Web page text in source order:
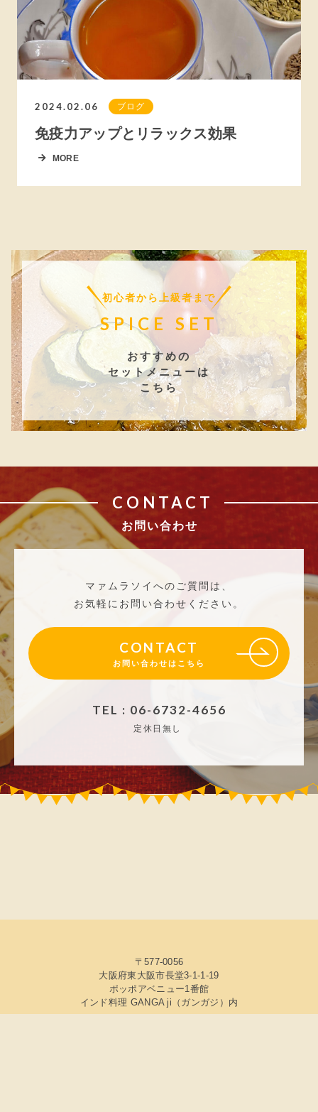
2024.02.06 ブログ
免疫力アップとリラックス効果
MORE
初心者から上級者まで
SPICE SET
おすすめの
セットメニューは
こちら
CONTACT
お問い合わせ
マァムラソイへのご質問は、
お気軽にお問い合わせください。
CONTACT
お問い合わせはこちら
TEL : 06-6732-4656
定休日無し
〒577-0056
大阪府東大阪市長堂3-1-1-19
ポッポアベニュー1番館
インド料理 GANGA ji（ガンガジ）内